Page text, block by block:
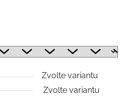
Zvolte variantu
Zvolte variantu